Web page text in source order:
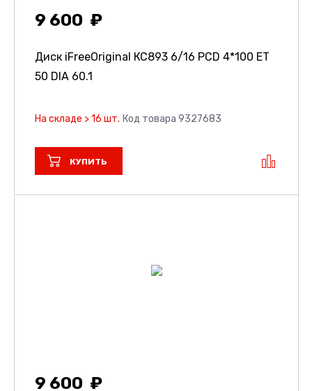
9 600
Диск iFreeOriginal КС893 6/16 PCD 4*100 ET
50 DIA 60.1
На складе > 16 шт. Код товара 9327683
КУПИТЬ
9 600